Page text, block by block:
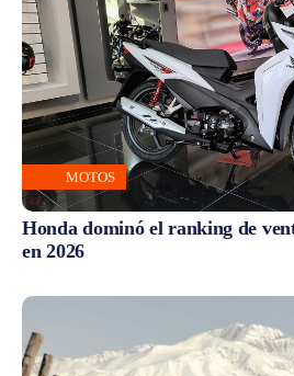
MOTOS
Honda dominó el ranking de
en 2026